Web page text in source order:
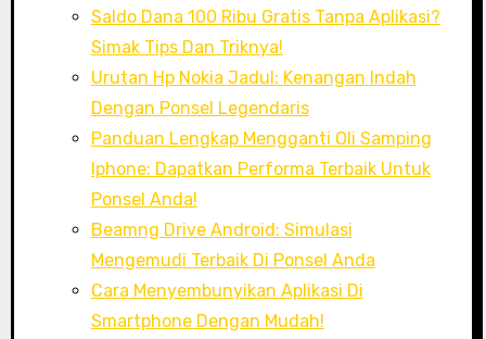
Saldo Dana 100 Ribu Gratis Tanpa Aplikasi?
Simak Tips Dan Triknya!
Urutan Hp Nokia Jadul: Kenangan Indah
Dengan Ponsel Legendaris
Panduan Lengkap Mengganti Oli Samping
Iphone: Dapatkan Performa Terbaik Untuk
Ponsel Anda!
Beamng Drive Android: Simulasi
Mengemudi Terbaik Di Ponsel Anda
Cara Menyembunyikan Aplikasi Di
Smartphone Dengan Mudah!